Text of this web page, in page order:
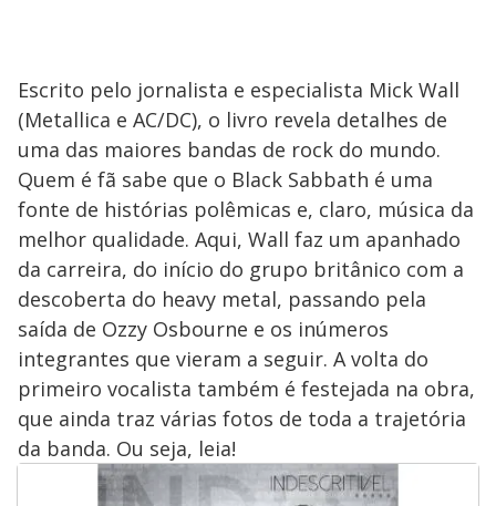
Escrito pelo jornalista e especialista Mick Wall
(Metallica e AC/DC), o livro revela detalhes de
uma das maiores bandas de rock do mundo.
Quem é fã sabe que o Black Sabbath é uma
fonte de histórias polêmicas e, claro, música da
melhor qualidade. Aqui, Wall faz um apanhado
da carreira, do início do grupo britânico com a
descoberta do heavy metal, passando pela
saída de Ozzy Osbourne e os inúmeros
integrantes que vieram a seguir. A volta do
primeiro vocalista também é festejada na obra,
que ainda traz várias fotos de toda a trajetória
da banda. Ou seja, leia!